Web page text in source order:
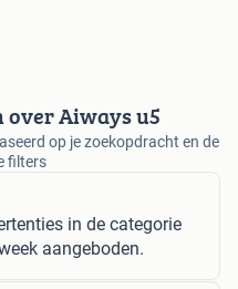
over Aiways u5
op je zoekopdracht en de
filters
in de categorie
aangeboden.